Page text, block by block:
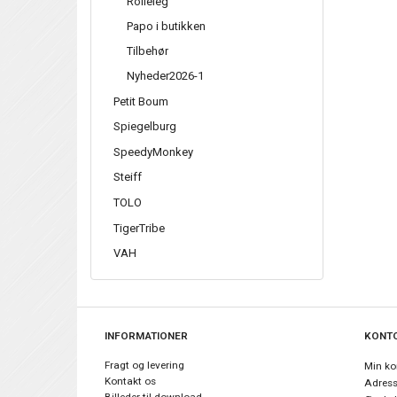
Papo i butikken
Tilbehør
Nyheder2026-1
Petit Boum
Spiegelburg
SpeedyMonkey
Steiff
TOLO
TigerTribe
VAH
INFORMATIONER
Fragt og levering
Kontakt os
Min